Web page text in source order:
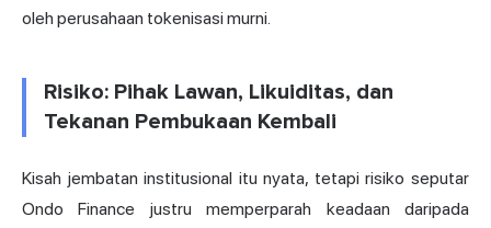
oleh perusahaan tokenisasi murni.
Risiko: Pihak Lawan, Likuiditas, dan
Tekanan Pembukaan Kembali
Kisah jembatan institusional itu nyata, tetapi risiko seputar
Ondo Finance justru memperparah keadaan daripada